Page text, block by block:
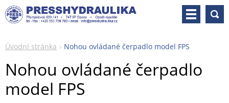
Úvodní stránka Nohou ovládané čerpadlo model FPS
Nohou ovládané čerpadlo
model FPS